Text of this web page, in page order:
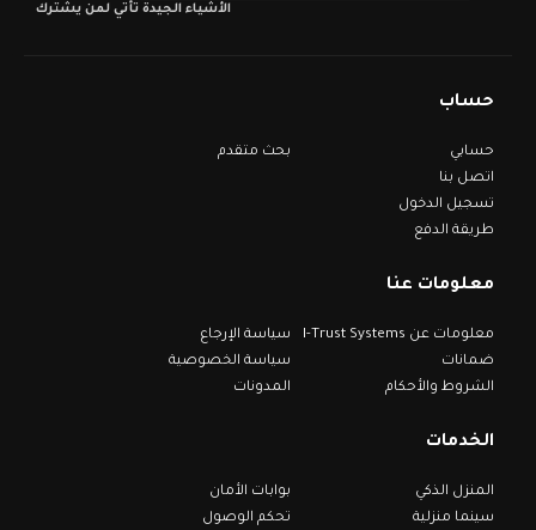
الأشياء الجيدة تأتي لمن يشترك
حساب
حسابي
اتصل بنا
تسجيل الدخول
طريقة الدفع
بحث متقدم
معلومات عنا
معلومات عن I-Trust Systems
ضمانات
الشروط والأحكام
سياسة الإرجاع
سياسة الخصوصية
المدونات
الخدمات
المنزل الذكي
سينما منزلية
بوابات الأمان
تحكم الوصول